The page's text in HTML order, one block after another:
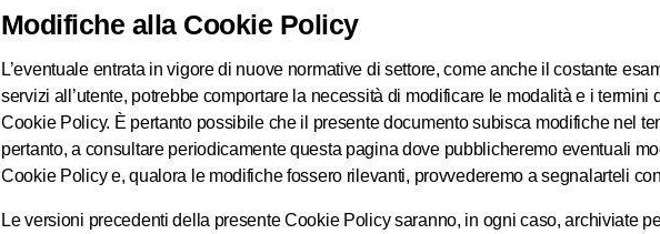
Modifiche alla Cookie Policy
L’eventuale entrata in vigore di nuove normative di settore, come anche il costante
servizi all’utente, potrebbe comportare la necessità di modificare le modalità e i termini
Cookie Policy. È pertanto possibile che il presente documento subisca modifiche nel
pertanto, a consultare periodicamente questa pagina dove pubblicheremo eventuali
Cookie Policy e, qualora le modifiche fossero rilevanti, provvederemo a segnalarteli
Le versioni precedenti della presente Cookie Policy saranno, in ogni caso, archiviate